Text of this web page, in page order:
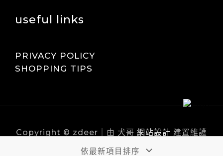
useful links
PRIVACY POLICY
SHOPPING TIPS
Copyright © zdeer｜由 犬哥 網站設計 建置維護